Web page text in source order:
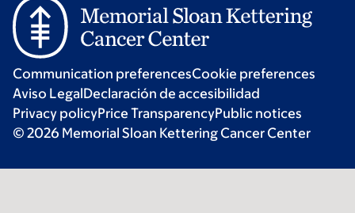
Communication preferencesCookie preferences
Aviso LegalDeclaración de accesibilidad
Privacy policyPrice TransparencyPublic notices
© 2026 Memorial Sloan Kettering Cancer Center